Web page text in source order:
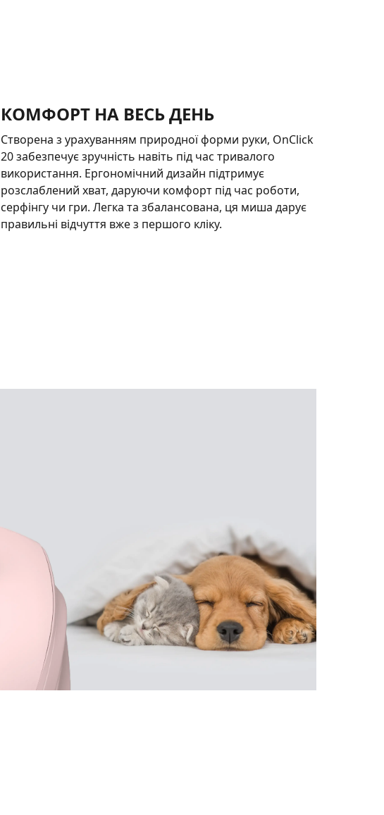
КОМФОРТ НА ВЕСЬ ДЕНЬ
Створена з урахуванням природної форми руки, OnClick
20 забезпечує зручність навіть під час тривалого
використання. Ергономічний дизайн підтримує
розслаблений хват, даруючи комфорт під час роботи,
серфінгу чи гри. Легка та збалансована, ця миша дарує
правильні відчуття вже з першого кліку.